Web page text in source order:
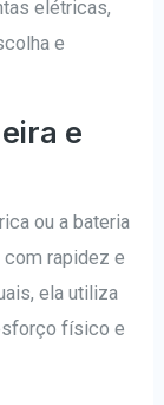
elétricas,
e
e
ou a bateria
com rapidez e
ela utiliza
físico e